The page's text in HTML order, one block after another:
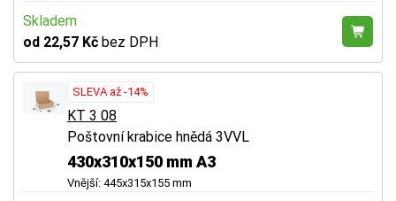
Skladem
od 22,57 Kč bez DPH
SLEVA až -14%
KT 3 08
Poštovní krabice hnědá 3VVL
430x310x150 mm A3
Vnější: 445x315x155 mm